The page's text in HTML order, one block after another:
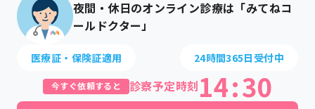
夜間・休日のオンライン診療は「みてねコ
ールドクター」
医療証・保険証適用 24時間365日受付中
今すぐ依頼すると 診察予定時刻14:30